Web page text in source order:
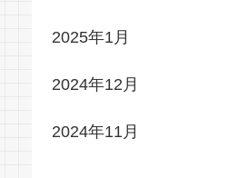
2025年1月
2024年12月
2024年11月